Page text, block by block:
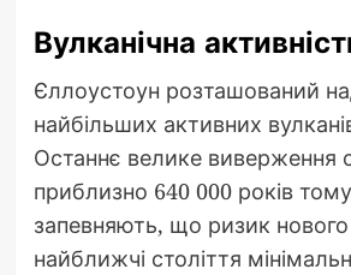
Вулканічна
Єллоустоун розташований
найбільших активних
Останнє велике виверження
приблизно 640 000 років
запевняють, що ризик нового
найближчі століття